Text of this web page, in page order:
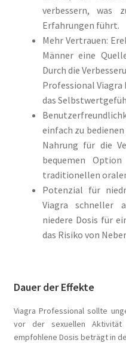
verbessern, was
Erfahrungen führt.
Mehr Vertrauen:
Männer eine
Durch die
Professional Viagra
das
einfach zu
Nahrung für die
bequemen
traditionellen
Potenzial für
Viagra schneller
niedere Dosis für
das Risiko von
Dauer der Effekte
Viagra Professional sollte
vor der sexuellen Aktivität
empfohlene Dosis beträgt in